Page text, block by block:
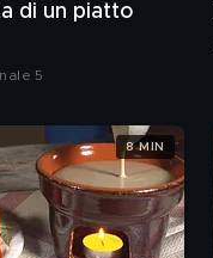
di un piatto
5
8 MIN